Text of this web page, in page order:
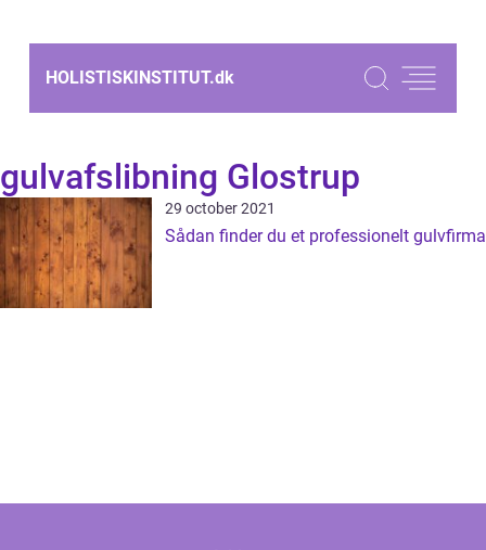
HOLISTISKINSTITUT.dk
gulvafslibning Glostrup
29 october 2021
Sådan finder du et professionelt gulvfirma